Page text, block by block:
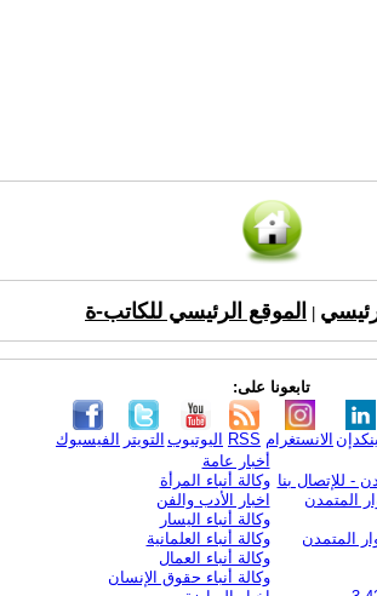
الموقع الرئيسي للكاتب-ة
تابعونا على:
الفيسبوك التويتر اليوتيوب RSS الانستغرام
- للإتصال بنا
المتمدن
المتمدن
أخبار عامة
وكالة أنباء المرأة
اخبار الأدب والفن
وكالة أنباء اليسار
وكالة أنباء العلمانية
وكالة أنباء العمال
وكالة أنباء حقوق الإنسان